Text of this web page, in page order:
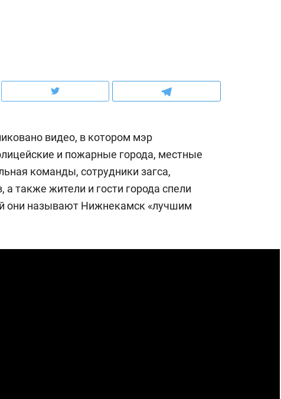
видео, в котором мэр
и пожарные города, местные
команды, сотрудники загса,
а также жители и гости города спели
они называют Нижнекамск «лучшим
невроз» –
Рекомендуем
Наседкина: «Ремонт вместе